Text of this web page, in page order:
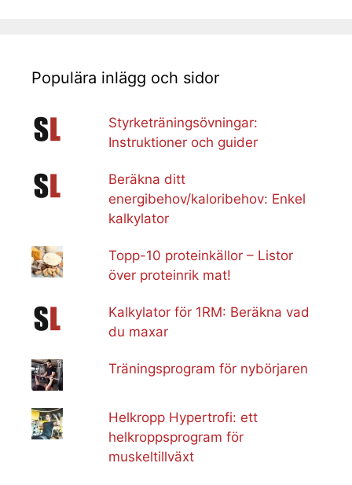
Populära inlägg och sidor
Styrketräningsövningar:
Instruktioner och guider
Beräkna ditt
energibehov/kaloribehov: Enkel
kalkylator
Topp-10 proteinkällor – Listor
över proteinrik mat!
Kalkylator för 1RM: Beräkna vad
du maxar
Träningsprogram för nybörjaren
Helkropp Hypertrofi: ett
helkroppsprogram för
muskeltillväxt